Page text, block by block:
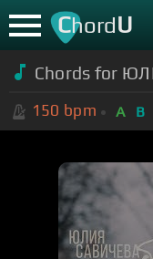
ChordU
Chords for
150 bpm A B